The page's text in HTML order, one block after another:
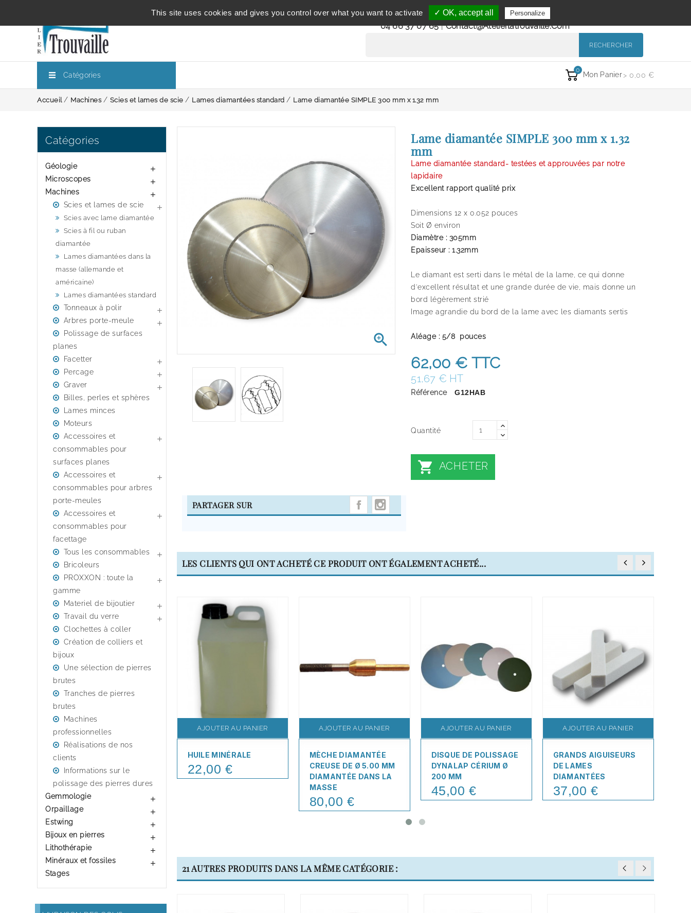
Service clientèle
du lundi au vendredi de 9h à 12h et de 14h à 18h
04 66 37 07 65|Contact@atelierlatrouvaille.com
RECHERCHER
Catégories
0
Mon Panier> 0,00 €
Accueil Machines Scies et lames de scie Lames diamantées standard Lame diamantée SIMPLE 300 mm x 1.32 mm
Catégories
Géologie 
Microscopes 
Machines 
Scies et lames de scie

Scies avec lame diamantée
Scies à fil ou ruban
diamantée
Lames diamantées dans la
masse (allemande et
américaine)
Lames diamantées standard
Tonneaux à polir 
Arbres porte-meule 
Polissage de surfaces
planes
Facetter

Percage 
Graver 
Billes, perles et sphères
Lames minces
Moteurs
Accessoires et
consommables pour
surfaces planes

Accessoires et
consommables pour arbres
porte-meules

Accessoires et
consommables pour
facettage

Tous les consommables 
Bricoleurs
PROXXON : toute la
gamme

Materiel de bijoutier 
Travail du verre 
Clochettes à coller
Création de colliers et
bijoux
Une sélection de pierres
brutes
Tranches de pierres
brutes
Machines
professionnelles
Réalisations de nos
clients
Informations sur le
polissage des pierres dures
Gemmologie

Orpaillage 
Estwing 
Bijoux en pierres 
Lithothérapie 
Minéraux et fossiles 
Stages

Lame diamantée SIMPLE 300 mm x 1.32
mm
Lame diamantée standard- testées et approuvées par notre
lapidaire
Excellent rapport qualité prix
Dimensions 12 x 0.052 pouces
Soit Ø environ
Diamètre : 305mm
Epaisseur : 1.32mm
Le diamant est serti dans le métal de la lame, ce qui donne
d'excellent résultat et une grande durée de vie, mais donne un
bord légèrement strié
Image agrandie du bord de la lame avec les diamants sertis
Aléage : 5/8 pouces
62,00 € TTC
51,67 € HT
Référence G12HAB
Quantité
 ACHETER
PARTAGER SUR
LES CLIENTS QUI ONT ACHETÉ CE PRODUIT ONT ÉGALEMENT ACHETÉ...
AJOUTER AU PANIER
HUILE MINÉRALE
Price
22,00 €
AJOUTER AU PANIER
MÈCHE DIAMANTÉE
CREUSE DE Ø 5.00 MM
DIAMANTÉE DANS LA
MASSE
Price
80,00 €
AJOUTER AU PANIER
DISQUE DE POLISSAGE
DYNALAP CÉRIUM Ø
200 MM
Price
45,00 €
AJOUTER AU PANIER
GRANDS AIGUISEURS
DE LAMES
DIAMANTÉES
Price
37,00 €
21 AUTRES PRODUITS DANS LA MÊME CATÉGORIE :
This site uses cookies and gives you control over what you want to activate ✓ OK, accept all Personalize